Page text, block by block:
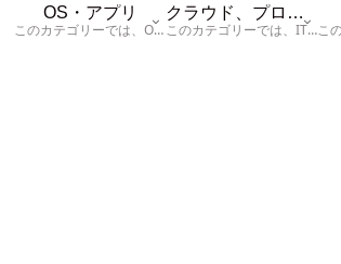
OS・アプリ
このカテゴリーでは、OSに関する情報を記載しています。
クラウド、プログラム
このカテゴリーでは、ITに関する基本的な情報として「ハードウェア、「サーバー」、「データベース、「ネットワーク」、「セキュリティ」、「プログラム」に関する情報を記載しています。